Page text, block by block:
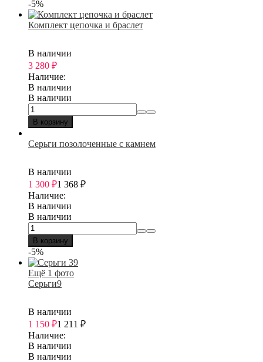
-5%
Комплект цепочка и браслет
В наличии
3 280 ₽
Наличие:
В наличии
В наличии
В корзину
Серьги позолоченные с камнем
В наличии
1 300 ₽1 368 ₽
Наличие:
В наличии
В наличии
В корзину
-5%
Ещё 1 фото
Серьги9
В наличии
1 150 ₽1 211 ₽
Наличие:
В наличии
В наличии